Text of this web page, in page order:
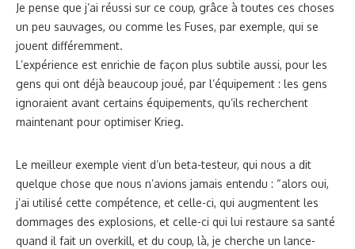
Je pense que j’ai réussi sur ce coup, grâce à toutes ces choses
un peu sauvages, ou comme les Fuses, par exemple, qui se
jouent différemment.
L’expérience est enrichie de façon plus subtile aussi, pour les
gens qui ont déjà beaucoup joué, par l’équipement : les gens
ignoraient avant certains équipements, qu’ils recherchent
maintenant pour optimiser Krieg.
Le meilleur exemple vient d’un beta-testeur, qui nous a dit
quelque chose que nous n’avions jamais entendu : “alors oui,
j’ai utilisé cette compétence, et celle-ci, qui augmentent les
dommages des explosions, et celle-ci qui lui restaure sa santé
quand il fait un overkill, et du coup, là, je cherche un lance-